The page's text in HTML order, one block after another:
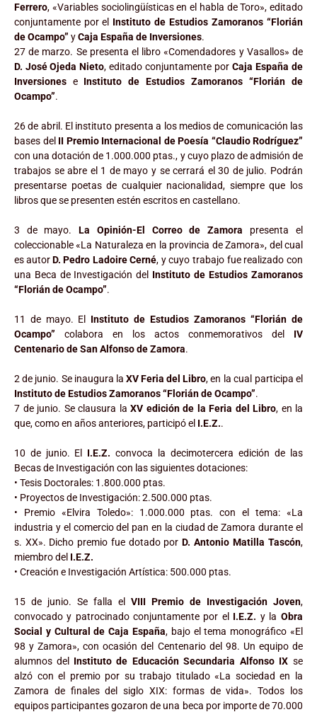
Ferrero, «Variables sociolingüísticas en el habla de Toro», editado
conjuntamente por el Instituto de Estudios Zamoranos “Florián
de Ocampo” yCaja España de Inversiones.
27 de marzo. Se presenta el libro «Comendadores y Vasallos» de
D. José Ojeda Nieto, editado conjuntamente por Caja España de
Inversiones e Instituto de Estudios Zamoranos “Florián de
Ocampo”.
26 de abril. El instituto presenta a los medios de comunicación las
bases del II Premio Internacional de Poesía “Claudio Rodríguez”
con una dotación de 1.000.000 ptas., y cuyo plazo de admisión de
trabajos se abre el 1 de mayo y se cerrará el 30 de julio. Podrán
presentarse poetas de cualquier nacionalidad, siempre que los
libros que se presenten estén escritos en castellano.
3 de mayo. La Opinión-El Correo de Zamora presenta el
coleccionable «La Naturaleza en la provincia de Zamora», del cual
es autorD. Pedro Ladoire Cerné, y cuyo trabajo fue realizado con
una Beca de Investigación del Instituto de Estudios Zamoranos
“Florián de Ocampo”.
11 de mayo. El Instituto de Estudios Zamoranos “Florián de
Ocampo” colabora en los actos conmemorativos del IV
Centenario de San Alfonso de Zamora.
2 de junio. Se inaugura la XV Feria del Libro, en la cual participa el
Instituto de Estudios Zamoranos “Florián de Ocampo”.
7 de junio. Se clausura la XV edición de la Feria del Libro, en la
que, como en años anteriores, participó el I.E.Z..
10 de junio. El I.E.Z. convoca la decimotercera edición de las
Becas de Investigación con las siguientes dotaciones:
• Tesis Doctorales: 1.800.000 ptas.
• Proyectos de Investigación: 2.500.000 ptas.
• Premio «Elvira Toledo»: 1.000.000 ptas. con el tema: «La
industria y el comercio del pan en la ciudad de Zamora durante el
s. XX». Dicho premio fue dotado por D. Antonio Matilla Tascón,
miembro del I.E.Z.
• Creación e Investigación Artística: 500.000 ptas.
15 de junio. Se falla el VIII Premio de Investigación Joven,
convocado y patrocinado conjuntamente por el I.E.Z. y la Obra
Social y Cultural de Caja España, bajo el tema monográfico «El
98 y Zamora», con ocasión del Centenario del 98. Un equipo de
alumnos del Instituto de Educación Secundaria Alfonso IX se
alzó con el premio por su trabajo titulado «La sociedad en la
Zamora de finales del siglo XIX: formas de vida». Todos los
equipos participantes gozaron de una beca por importe de 70.000